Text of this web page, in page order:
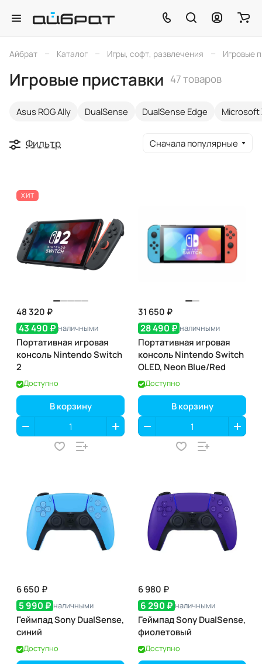
Айбрат – Каталог – Игры, софт, развлечения – Игровые
Игровые приставки 47 товаров
Asus ROG Ally DualSense DualSense Edge Microsoft
Фильтр Сначала популярные
ХИТ
48 320 ₽
43 490 ₽ наличными
Портативная игровая
консоль Nintendo Switch
2
Доступно
В корзину
31 650 ₽
28 490 ₽ наличными
Портативная игровая
консоль Nintendo Switch
OLED, Neon Blue/Red
Доступно
В корзину
6 650 ₽
5 990 ₽ наличными
Геймпад Sony DualSense,
синий
Доступно
6 980 ₽
6 290 ₽ наличными
Геймпад Sony DualSense,
фиолетовый
Доступно